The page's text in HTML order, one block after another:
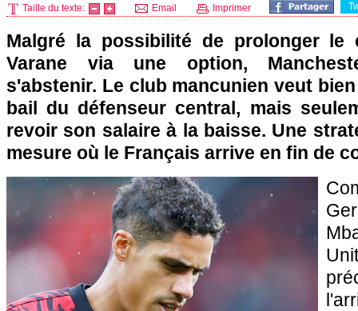
Taille du texte: Email Imprimer
Malgré la possibilité de prolonger le
Varane via une option,
s'abstenir. Le club mancunien veut
bail du défenseur central, mais
revoir son salaire à la baisse. Une
mesure où le Français arrive en fin de